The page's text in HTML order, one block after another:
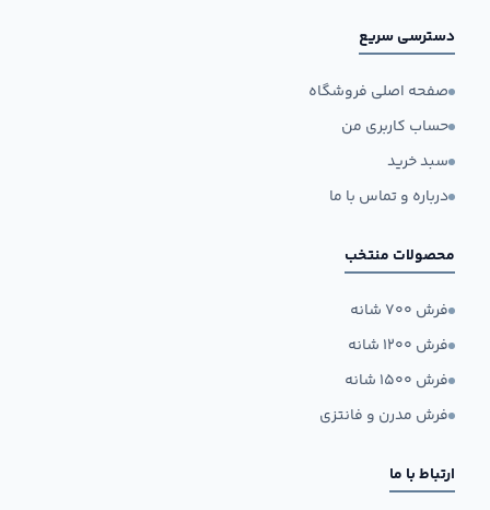
دسترسی سریع
صفحه اصلی فروشگاه
حساب کاربری من
سبد خرید
درباره و تماس با ما
محصولات منتخب
فرش ۷۰۰ شانه
فرش ۱۲۰۰ شانه
فرش ۱۵۰۰ شانه
فرش مدرن و فانتزی
ارتباط با ما